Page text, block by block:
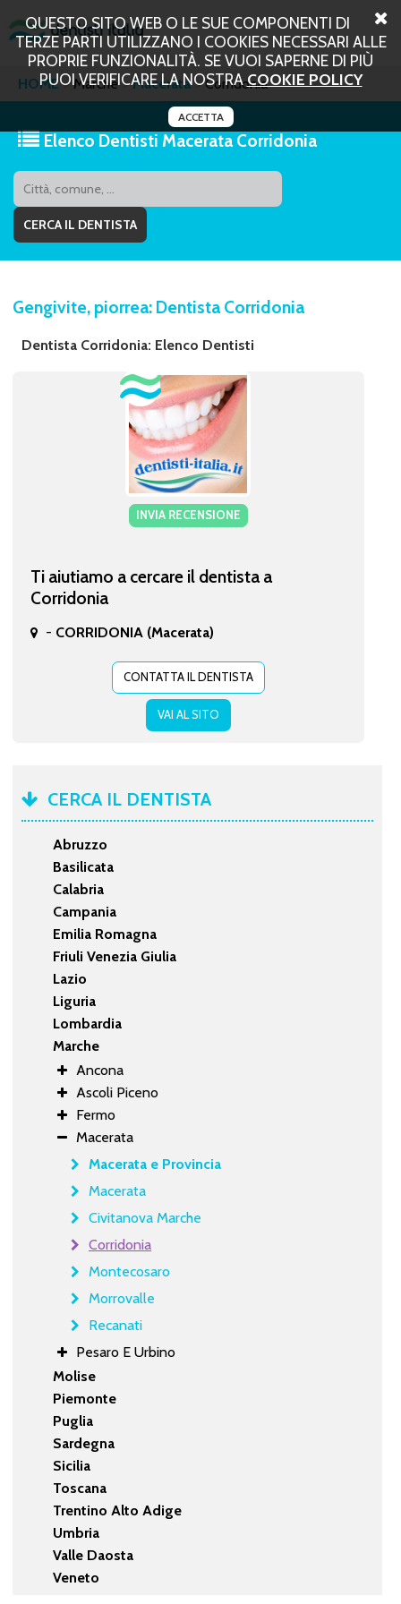
QUESTO SITO WEB O LE SUE COMPONENTI DI
TERZE PARTI UTILIZZANO I COOKIES NECESSARI ALLE
PROPRIE FUNZIONALITÀ. SE VUOI SAPERNE DI PIÙ
PUOI VERIFICARE LA NOSTRACOOKIE POLICY
ACCETTA
HOME Marche Macerata Corridonia
Elenco Dentisti Macerata Corridonia
Gengivite, piorrea: Dentista Corridonia
Dentista Corridonia: Elenco Dentisti
INVIA RECENSIONE
Ti aiutiamo a cercare il dentista a
Corridonia
- CORRIDONIA (Macerata)
CONTATTA IL DENTISTA
VAI AL SITO
CERCA IL DENTISTA
Abruzzo
Basilicata
Calabria
Campania
Emilia Romagna
Friuli Venezia Giulia
Lazio
Liguria
Lombardia
Marche
Ancona
Ascoli Piceno
Fermo
Macerata
Macerata e Provincia
Macerata
Civitanova Marche
Corridonia
Montecosaro
Morrovalle
Recanati
Pesaro E Urbino
Molise
Piemonte
Puglia
Sardegna
Sicilia
Toscana
Trentino Alto Adige
Umbria
Valle Daosta
Veneto